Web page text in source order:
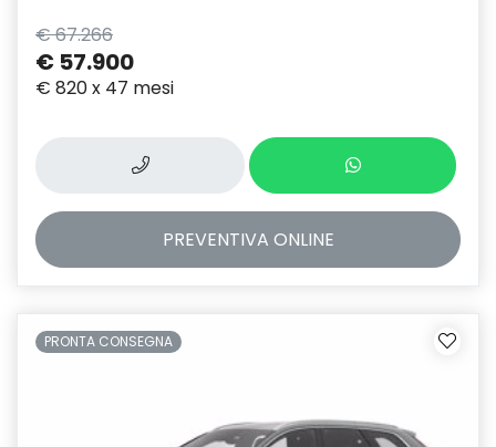
€ 67.266
€ 57.900
€ 820 x 47 mesi
PREVENTIVA ONLINE
PRONTA CONSEGNA